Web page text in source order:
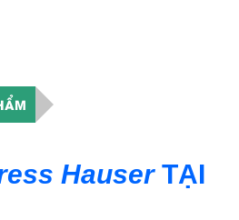
Hauser TẠI